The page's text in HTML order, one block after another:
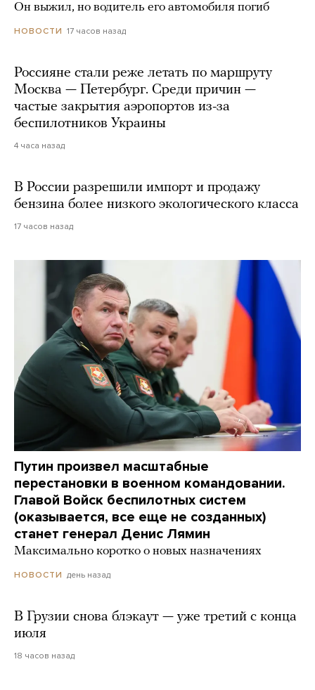
Он выжил, но водитель его автомобиля погиб
НОВОСТИ 17 часов назад
Россияне стали реже летать по маршруту
Москва — Петербург. Среди причин —
частые закрытия аэропортов из-за
беспилотников Украины
4 часа назад
В России разрешили импорт и продажу
бензина более низкого экологического класса
17 часов назад
Путин произвел масштабные
перестановки в военном командовании.
Главой Войск беспилотных систем
(оказывается, все еще не созданных)
станет генерал Денис Лямин
Максимально коротко о новых назначениях
НОВОСТИ день назад
В Грузии снова блэкаут — уже третий с конца
июля
18 часов назад